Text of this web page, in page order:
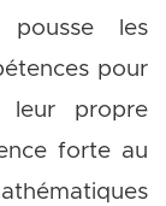
pousse les
pour
leur propre
forte au